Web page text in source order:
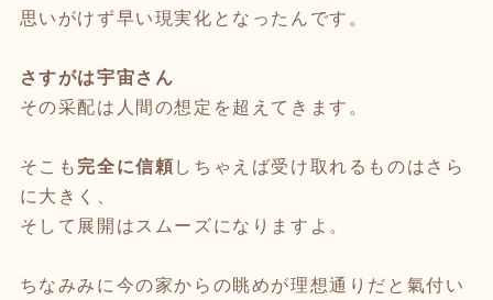
思いがけず早い現実化となったんです。
さすがは宇宙さん
その采配は人間の想定を超えてきます。
そこも 完全に信頼 しちゃえば受け取れるものはさら
に大きく、
そして展開はスムーズになりますよ。
ちなみみに今の家からの眺めが理想通りだと氣付い